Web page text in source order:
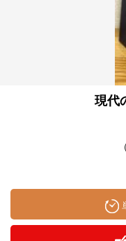
現代